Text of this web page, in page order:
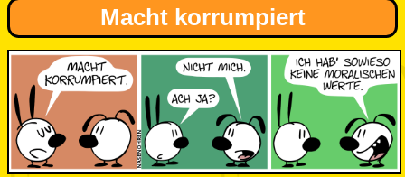
Macht korrumpiert